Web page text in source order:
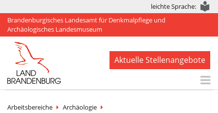
leichte Sprache:
Brandenburgisches Landesamt für Denkmalpflege und
Archäologisches Landesmuseum
Aktuelle Stellenangebote
Arbeitsbereiche
Archäologie